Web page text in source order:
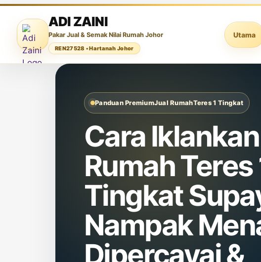
ADI ZAINI
Pakar Jual & Semak Nilai Rumah Johor
REN27528 • Hartanah Johor
Utama
Panduan PremiumJual RumahTeres 1 Tingkat
Cara Iklankan
Rumah Teres
Tingkat
Nampak
Dipercayai &